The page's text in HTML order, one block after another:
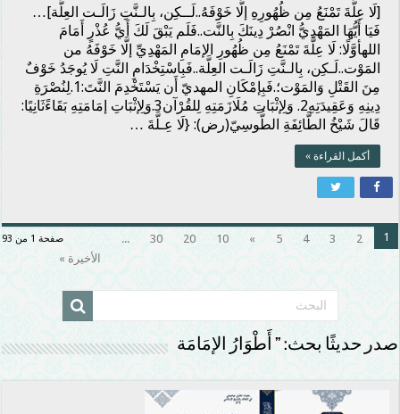
[لَا عِلَّةَ تَمْنَعُ مِن ظُهُورِهِ إلَّا خَوْفَهُ..لَــكِن، بِالـنَّتِ زَالَـت العِلَّة]…
فَيَا أَيُّهَا المَهْدِيُّ انْصُرْ دِينَكَ بِالنَّت..فَلَم يَبْقَ لَكَ أَيُّ عُذْرٍ أَمَامَ
اللهأوَّلًا: لَا عِلَّةَ تَمْنَعُ مِن ظُهُورِ الإمَامِ المَهْدِيِّ إلَّا خَوْفَهُ من
المَوْت..لَـكِن، بِالـنَّتِ زَالَـت العِلَّة..فَبِاسْتِخْدَامِ النَّتِ لَا يُوجَدُ خَوْفٌ
مِنَ القَتْلِ وَالمَوْت؛.فَبِإمْكَانِ المهديّ أَن يَسْتَخْدِمَ النَّتَ:1.لِنُصْرَةِ
دِينِهِ وَعَقِيدَتِهِ2. وَلِإثْبَاتِ مُلَازَمَتِهِ لِلقُرْآن3.وَلِإثْبَاتِ إمَامَتِهِ بَقَاءًثَانِيًا:
قَالَ شَيْخُ الطَّائِفَةِ الطُّوسِيّ(رض): {لَا عِـلَّةَ …
أكمل القراءة »
صفحة 1 من 93 1
2
3
4
5
»
10
20
30
...
الأخيرة »
صدر حديثًا بحث: ” أَطْوَارُ الإمَامَة